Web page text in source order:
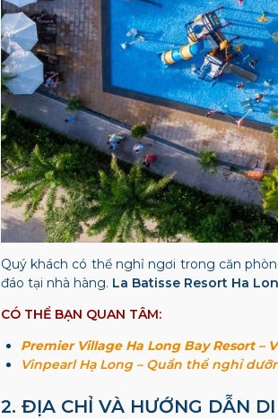
Quý khách có thể nghỉ ngơi trong căn
đáo tại nhà hàng. La Batisse Resort Ha
CÓ THỂ BẠN QUAN TÂM:
Premier Village Ha Long Bay Resort –
Vinpearl Hạ Long – Quần thể nghỉ
2. ĐỊA CHỈ VÀ HƯỚNG DẪN